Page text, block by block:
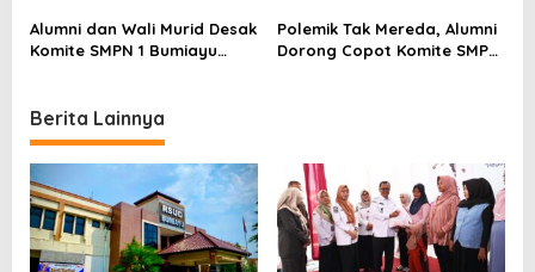
n
Pelanggaran Lalu Lintas
Alumni dan Wali Murid Desak
Komite SMPN 1 Bumiayu
Polemik Tak Mereda, Alumni
Dorong Copot Komite SMPN
Berita Lainnya